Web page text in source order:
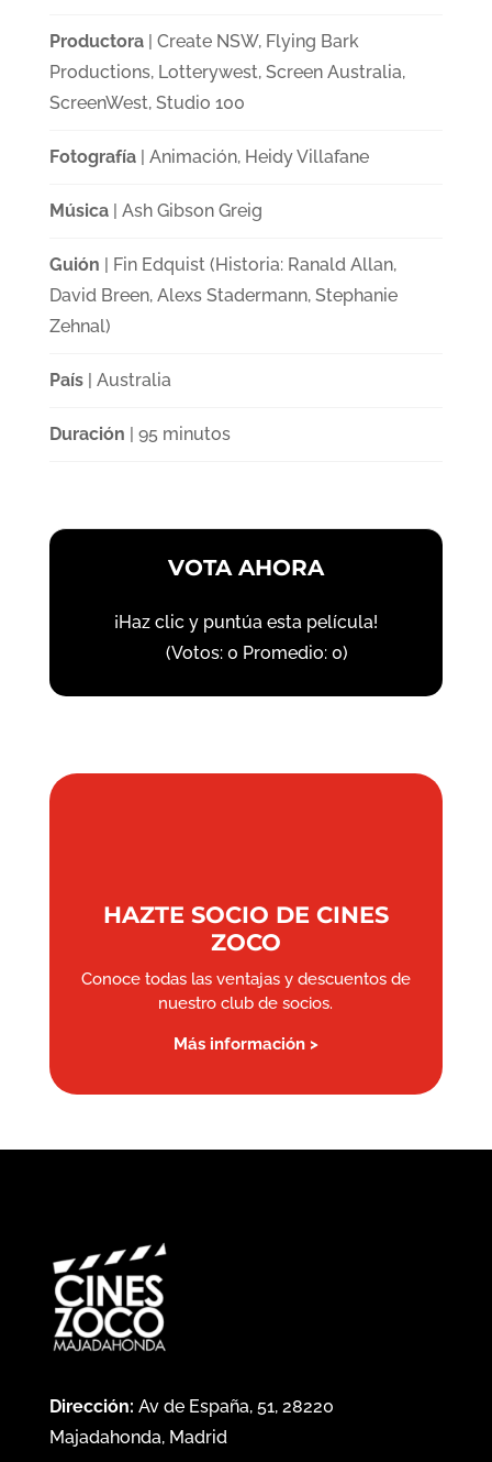
Productora| Create NSW, Flying Bark
Productions, Lotterywest, Screen Australia,
ScreenWest, Studio 100
Fotografía| Animación, Heidy Villafane
Música| Ash Gibson Greig
Guión | Fin Edquist (Historia: Ranald Allan,
David Breen, Alexs Stadermann, Stephanie
Zehnal)
País| Australia
Duración | 95 minutos
VOTA AHORA
¡Haz clic y puntúa esta película!
(Votos: 0 Promedio: 0)
HAZTE SOCIO DE CINES
ZOCO
Conoce todas las ventajas y descuentos de
nuestro club de socios.
Más información >
Dirección: Av de España, 51, 28220
Majadahonda, Madrid